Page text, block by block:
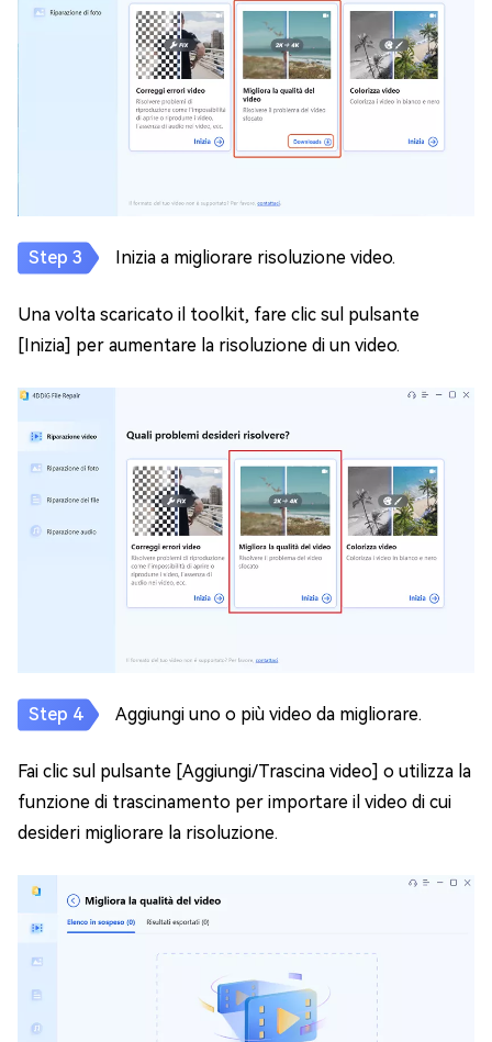
Inizia a migliorare risoluzione video.
Una volta scaricato il toolkit, fare clic sul pulsante
[Inizia] per aumentare la risoluzione di un video.
Aggiungi uno o più video da migliorare.
Fai clic sul pulsante [Aggiungi/Trascina video] o utilizza la
funzione di trascinamento per importare il video di cui
desideri migliorare la risoluzione.